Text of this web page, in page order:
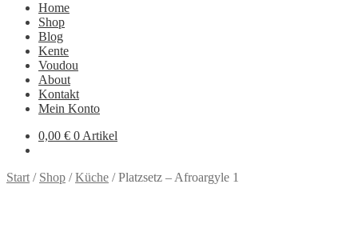
Home
Shop
Blog
Kente
Voudou
About
Kontakt
Mein Konto
0,00 € 0 Artikel
Start / Shop /Küche /Platzsetz – Afroargyle 1